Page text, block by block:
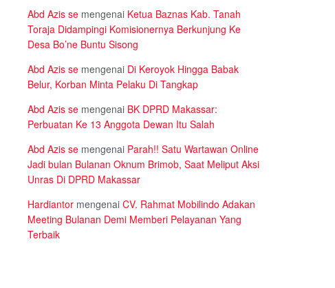
Abd Azis se mengenai Ketua Baznas Kab. Tanah
Toraja Didampingi Komisionernya Berkunjung Ke
Desa Bo’ne Buntu Sisong
Abd Azis se mengenai Di Keroyok Hingga Babak
Belur, Korban Minta Pelaku Di Tangkap
Abd Azis se mengenai BK DPRD Makassar:
Perbuatan Ke 13 Anggota Dewan Itu Salah
Abd Azis se mengenai Parah!! Satu Wartawan Online
Jadi bulan Bulanan Oknum Brimob, Saat Meliput Aksi
Unras Di DPRD Makassar
Hardiantor mengenai CV. Rahmat Mobilindo Adakan
Meeting Bulanan Demi Memberi Pelayanan Yang
Terbaik